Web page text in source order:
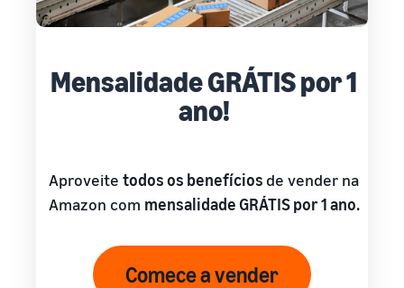
Mensalidade GRÁTIS por 1
ano!
Aproveite todos os benefícios de vender na
Amazon com mensalidade GRÁTIS por 1 ano.
Comece a vender